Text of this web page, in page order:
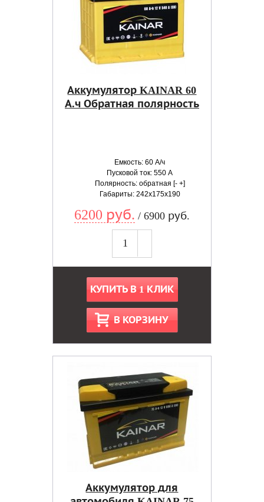
Аккумулятор KAINAR 60
А.ч Обратная полярность
Емкость: 60 А/ч
Пусковой ток: 550 А
Полярность: обратная [- +]
Габариты: 242x175x190
6200 руб. / 6900 руб.
КУПИТЬ В 1 КЛИК
В КОРЗИНУ
Аккумулятор для